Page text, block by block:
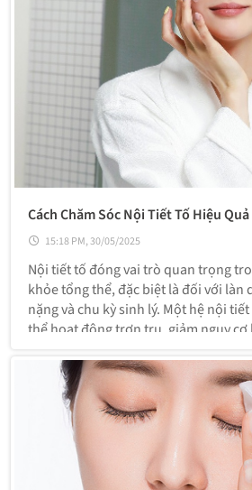
Cách Chăm Sóc Nội Tiết Tố Hiệu Quả
15:18 PM, 30/05/2025
Nội tiết tố đóng vai trò quan trọng
khỏe tổng thể, đặc biệt là đối với làn
nặng và chu kỳ sinh lý. Một hệ nội
thể hoạt động trơn tru, giảm nguy cơ
chăm sóc